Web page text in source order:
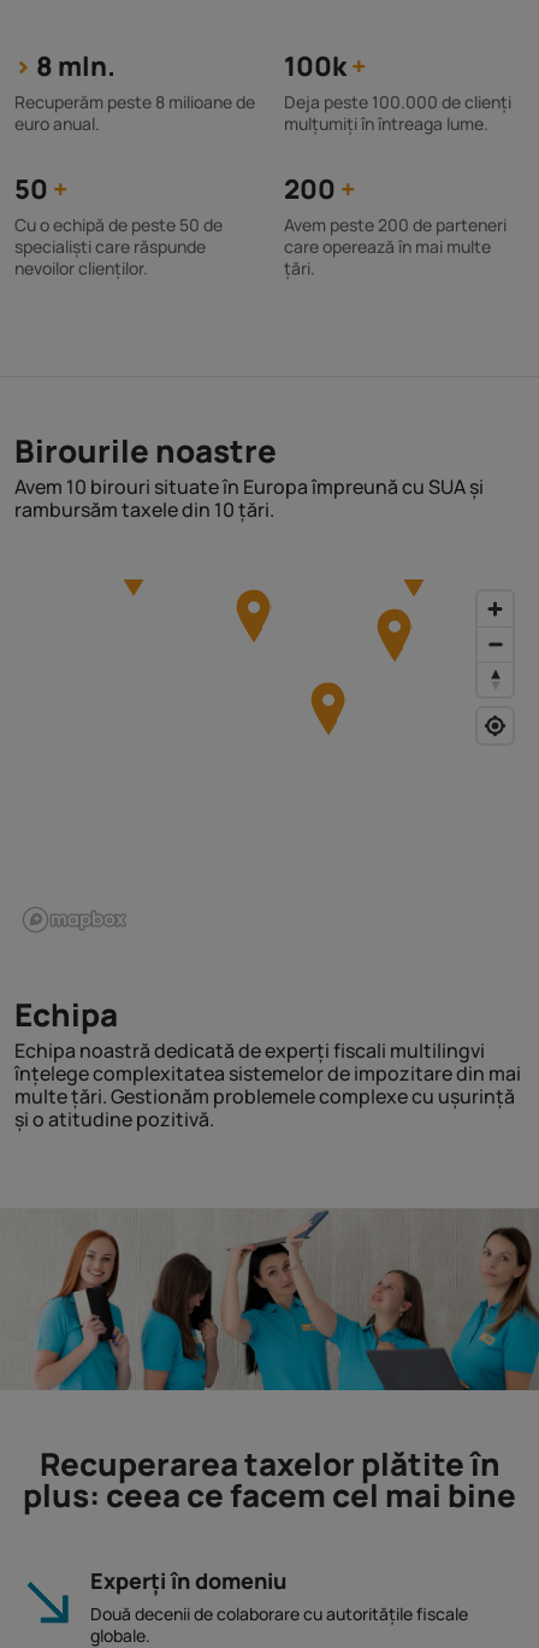
> 8 mln.
Recuperăm peste 8 milioane de
euro anual.
100k+
Deja peste 100.000 de clienți
mulțumiți în întreaga lume.
50 +
Cu o echipă de peste 50 de
specialiști care răspunde
nevoilor clienților.
200 +
Avem peste 200 de parteneri
care operează în mai multe
țări.
Birourile noastre
Avem 10 birouri situate în Europa împreună cu SUA și
rambursăm taxele din 10 țări.
Echipa
Echipa noastră dedicată de experți fiscali multilingvi
înțelege complexitatea sistemelor de impozitare din mai
multe țări. Gestionăm problemele complexe cu ușurință
și o atitudine pozitivă.
Recuperarea taxelor plătite în
plus: ceea ce facem cel mai bine
Experți în domeniu
Două decenii de colaborare cu autoritățile fiscale
globale.